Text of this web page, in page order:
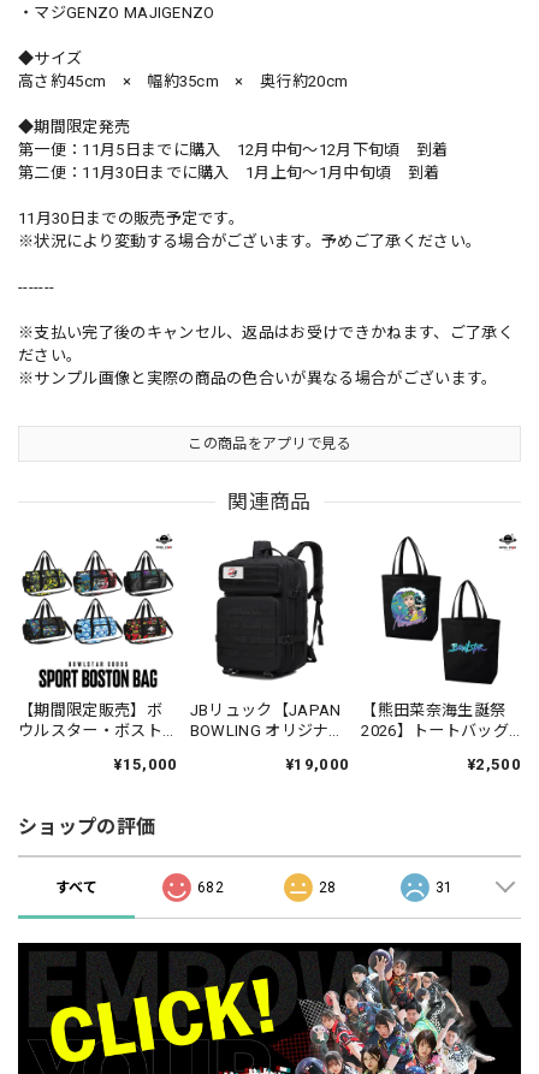
・マジGENZO MAJIGENZO
◆サイズ
高さ約45cm × 幅約35cm × 奥行約20cm
◆期間限定発売
第一便：11月5日までに購入 12月中旬〜12月下旬頃 到着
第二便：11月30日までに購入 1月上旬〜1月中旬頃 到着
11月30日までの販売予定です。
※状況により変動する場合がございます。予めご了承ください。
-------
※支払い完了後のキャンセル、返品はお受けできかねます、ご了承く
ださい。
※サンプル画像と実際の商品の色合いが異なる場合がございます。
この商品をアプリで見る
関連商品
【期間限定販売】ボ
ウルスター・ボスト
¥15,000
JBリュック【JAPAN
BOWLING オリジナル
¥19,000
【熊田菜奈海生誕祭
2026】トートバッグ
¥2,500
ショップの評価
すべて 682 28 31